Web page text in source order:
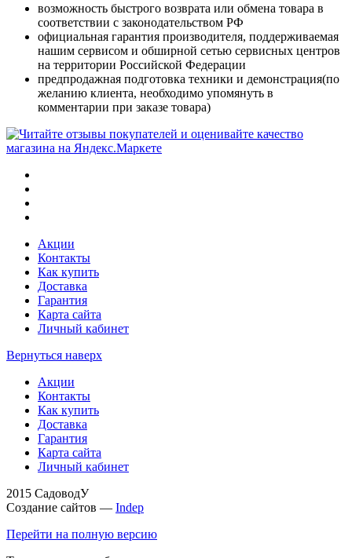
возможность быстрого возврата или обмена товара в
соответствии с законодательством РФ
официальная гарантия производителя, поддерживаемая
нашим сервисом и обширной сетью сервисных центров
на территории Российской Федерации
предпродажная подготовка техники и демонстрация(по
желанию клиента, необходимо упомянуть в
комментарии при заказе товара)
Акции
Контакты
Как купить
Доставка
Гарантия
Карта сайта
Личный кабинет
Вернуться наверх
Акции
Контакты
Как купить
Доставка
Гарантия
Карта сайта
Личный кабинет
2015 СадоводУ
Создание сайтов — Indep
Перейти на полную версию